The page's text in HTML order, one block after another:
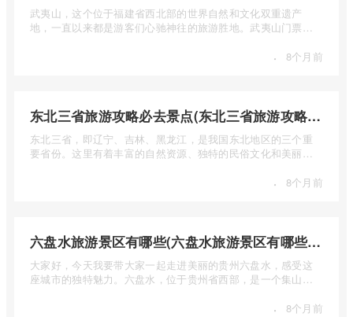
武夷山，这个位于福建省西北部的世界自然和文化双重遗产
地，一直以来都是游客们心驰神往的旅游胜地。武夷山门票多
· 8个月前
东北三省旅游攻略必去景点(东北三省旅游攻略必去景点视频介绍)
东北三省，即辽宁、吉林、黑龙江，是我国东北地区的三个重
要省份。这里有着丰富的自然资源、独特的民俗文化和美丽的
· 8个月前
六盘水旅游景区有哪些(六盘水旅游景区有哪些景点值得去)
大家好，今天我要带大家一起走进美丽的贵州六盘水，感受这
座城市的独特魅力。六盘水，位于贵州省西部，是一个集山水
· 8个月前